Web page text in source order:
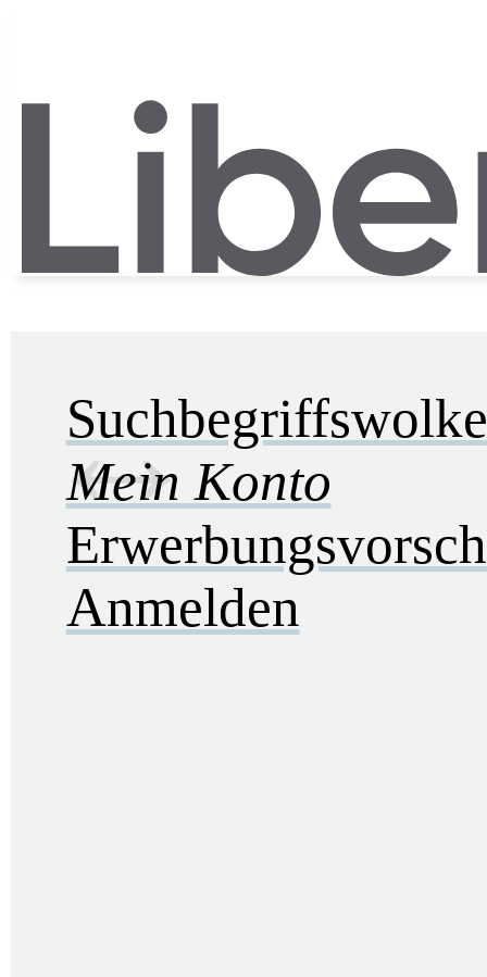
Mein Konto
Anmelden